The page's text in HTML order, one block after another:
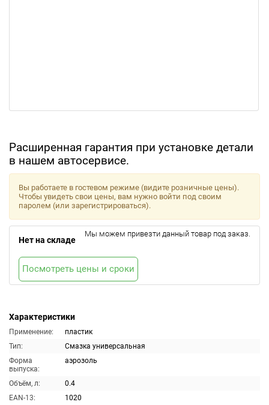
Расширенная гарантия при установке детали
в нашем автосервисе.
Характеристики
Применение:
пластик
Тип:
Смазка универсальная
Форма
выпуска:
аэрозоль
Объём, л:
0.4
EAN-13:
1020
Вы работаете в гостевом режиме (видите розничные цены).
Чтобы увидеть свои цены, вам нужно войти под своим
паролем (или зарегистрироваться).
Нет на складе
Мы можем привезти данный товар под заказ.
Посмотреть цены и сроки